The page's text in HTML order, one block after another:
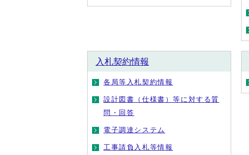
入札契約情報
各局等入札契約情報
設計図書（仕様書）等に対する質
問・回答
電子調達システム
工事請負入札等情報